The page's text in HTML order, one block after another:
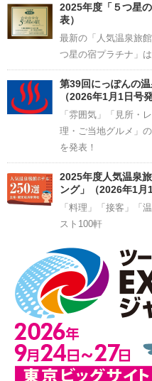
2025年度「５つ星
表）
最新の「人気温泉旅
つ星の宿プラチナ」は
第39回にっぽんの
（2026年1月1日号発
「雰囲気」「見所・
理・ご当地グルメ」
を発表！
2025年度人気温泉
ング」（2026年1月
「料理」「接客」「
スト100軒